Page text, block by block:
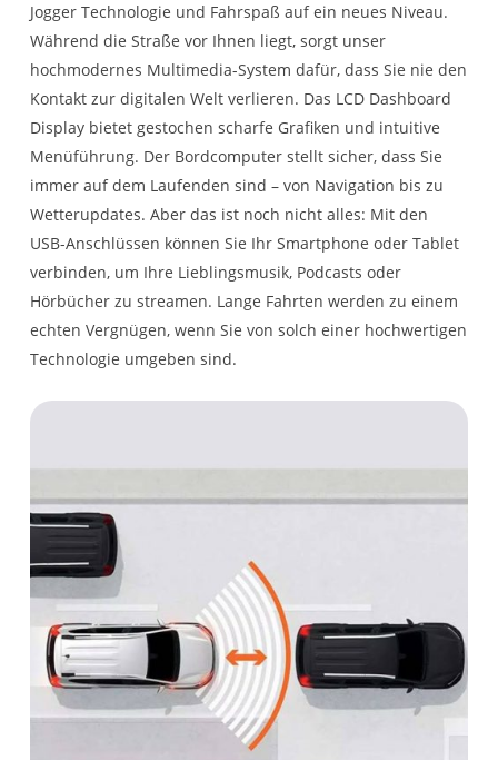
Jogger Technologie und Fahrspaß auf ein neues Niveau.
Während die Straße vor Ihnen liegt, sorgt unser
hochmodernes Multimedia-System dafür, dass Sie nie den
Kontakt zur digitalen Welt verlieren. Das LCD Dashboard
Display bietet gestochen scharfe Grafiken und intuitive
Menüführung. Der Bordcomputer stellt sicher, dass Sie
immer auf dem Laufenden sind – von Navigation bis zu
Wetterupdates. Aber das ist noch nicht alles: Mit den
USB-Anschlüssen können Sie Ihr Smartphone oder Tablet
verbinden, um Ihre Lieblingsmusik, Podcasts oder
Hörbücher zu streamen. Lange Fahrten werden zu einem
echten Vergnügen, wenn Sie von solch einer hochwertigen
Technologie umgeben sind.